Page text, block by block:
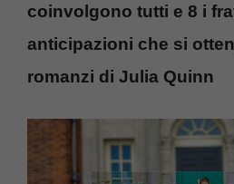
coinvolgono tutti e 8 i
anticipazioni che si
romanzi di Julia Quinn